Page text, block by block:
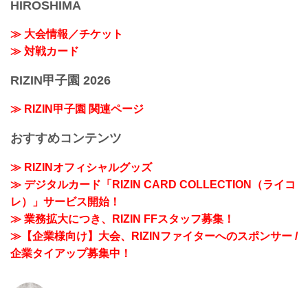
HIROSHIMA
≫ 大会情報／チケット
≫ 対戦カード
RIZIN甲子園 2026
≫ RIZIN甲子園 関連ページ
おすすめコンテンツ
≫ RIZINオフィシャルグッズ
≫ デジタルカード「RIZIN CARD COLLECTION（ライコ
レ）」サービス開始！
≫ 業務拡大につき、RIZIN FFスタッフ募集！
≫【企業様向け】大会、RIZINファイターへのスポンサー /
企業タイアップ募集中！